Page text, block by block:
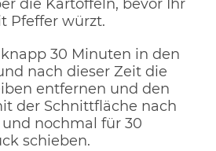
die Kartoffeln, bevor Ihr
Pfeffer würzt.
30 Minuten in den
nach dieser Zeit die
entfernen und den
der Schnittfläche nach
nochmal für 30
schieben.